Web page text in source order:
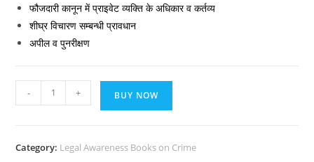
फौजदारी कानून में प्राइवेट व्यक्ति के अधिकार व कर्तव्य
शीघ्र विचारण सम्बन्धी प्रावधान
अपील व पुनरीक्षण
Foujdari
- + BUY NOW
Category: Legal Awareness Books on Crime